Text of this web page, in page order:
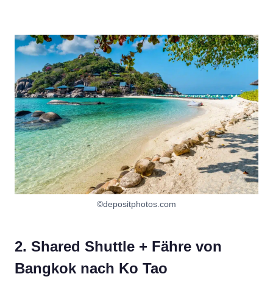
©depositphotos.com
2. Shared Shuttle + Fähre von
Bangkok nach Ko Tao